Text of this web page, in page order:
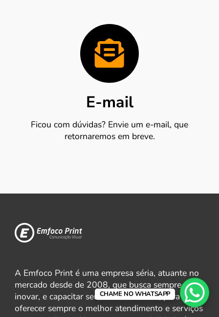
E-mail
Ficou com dúvidas? Envie um e-mail, que
retornaremos em breve.
A Emfoco Print é uma empresa séria, atuante no
mercado desde de 2008, que busca sempre
inovar, e capacitar seus colaboradores, para
oferecer sempre o melhor atendimento e serviços
CHAME NO WHATSAPP